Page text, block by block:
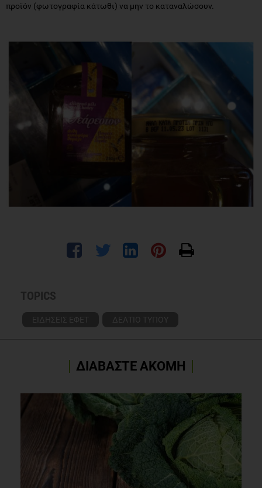
προϊόν (φωτογραφία κάτωθι) να μην το καταναλώσουν.
TOPICS
ΕΙΔΗΣΕΙΣ ΕΦΕΤ ΔΕΛΤΙΟ ΤΥΠΟΥ
ΔΙΑΒΑΣΤΕ ΑΚΟΜΗ